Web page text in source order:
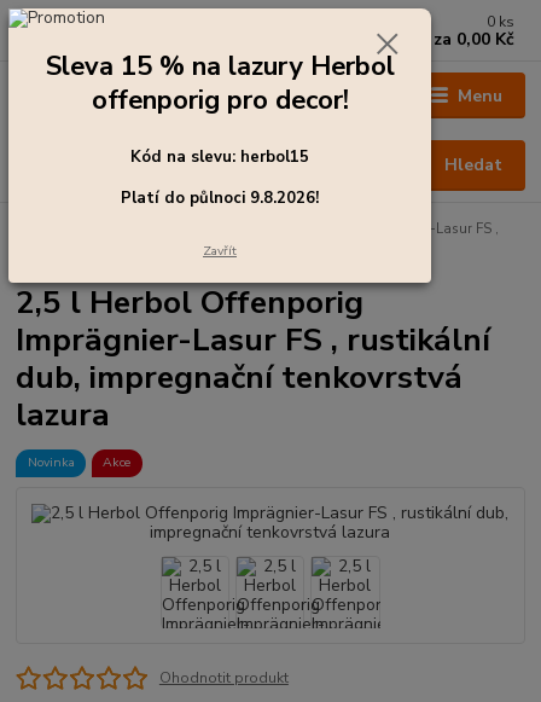
Menu
Hledat
+420 273 136 255
0 ks
za 0,00 Kč
2,5 l Herbol Offenporig Imprägnier-Lasur FS ,
rustikální dub, impregnační tenkovrstvá lazura
2,5 l Herbol Offenporig
Imprägnier-Lasur FS , rustikální
dub, impregnační tenkovrstvá
lazura
Novinka Akce
Ohodnotit produkt
Sleva 15 % na lazury Herbol
offenporig pro decor!
Kód na slevu: herbol15
Platí do půlnoci 9.8.2026!
Zavřít